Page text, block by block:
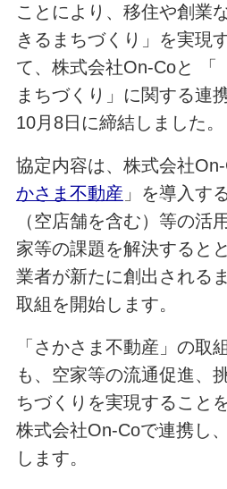
ことにより、移住や創業
きるまちづくり」を実現
て、株式会社On-Coと 「
まちづくり」に関する連
10月8日に締結しました。
協定内容は、株式会社
かさま不動産 」 を導入す
（空店舗を含む）等の活
家等の課題を解決すると
業者が新たに創出される
取組を開始します。
「さかさま不動産」の取
も、空家等の流通促進、
ちづくりを実現すること
株式会社On-Coで連携し
します。